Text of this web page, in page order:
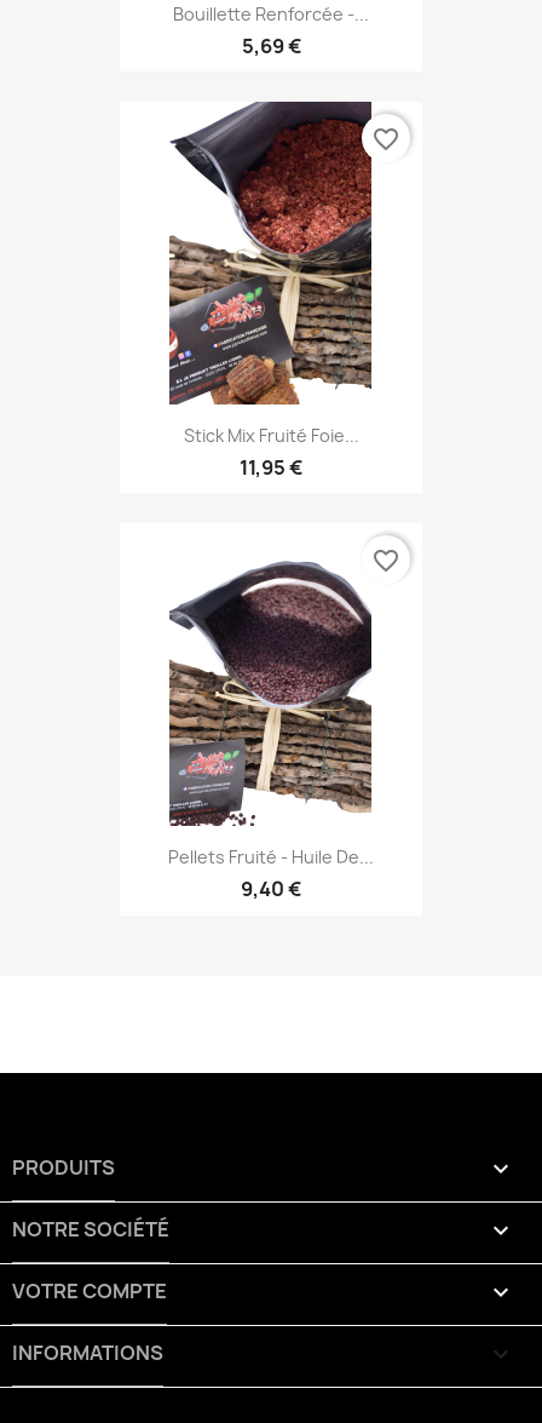
Bouillette Renforcée -...
5,69 €
Stick Mix Fruité Foie...
11,95 €
favorite_border
Pellets Fruité - Huile De...
9,40 €
favorite_border
PRODUITS 
NOTRE SOCIÉTÉ 
VOTRE COMPTE 
INFORMATIONS keyboard_arrow_down